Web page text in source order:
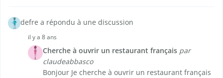
defre a répondu à une discussion
il y a 8 ans
Cherche à ouvrir un restaurant français par
claudeabbasco
Bonjour Je cherche à ouvrir un restaurant français